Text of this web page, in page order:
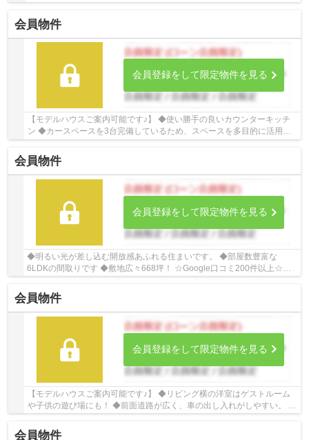
だまりハウスにご相談ください！
会員物件
会員登録をして限定物件を見る
【モデルハウスご案内可能です♪】 ◆使い勝手の良いカウンターキッチ
ン ◆カースペースを3台完備しているため、スペースを多目的に活用で
きます ◆日当たりの良いバルコニーではお布団も...
会員物件
会員登録をして限定物件を見る
◆明るい光が差し込む開放感あふれる住まいです。 ◆部屋数豊富な
6LDKの間取りです ◆敷地広々668坪！ ☆Google口コミ200件以上☆お
会員物件
会員登録をして限定物件を見る
【モデルハウスご案内可能です♪】 ◆リビング横の洋室はゲストルーム
や子供の遊び場にも！ ◆前面道路が広く、車の出し入れがしやすい。 ◆
会員物件